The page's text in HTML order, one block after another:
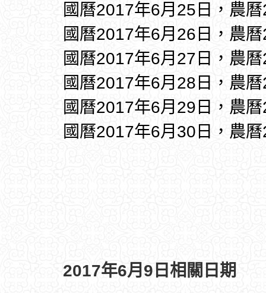
國曆2017年6月25日，農
國曆2017年6月26日，農
國曆2017年6月27日，農
國曆2017年6月28日，農
國曆2017年6月29日，農
國曆2017年6月30日，農
2017年6月9日相關日期